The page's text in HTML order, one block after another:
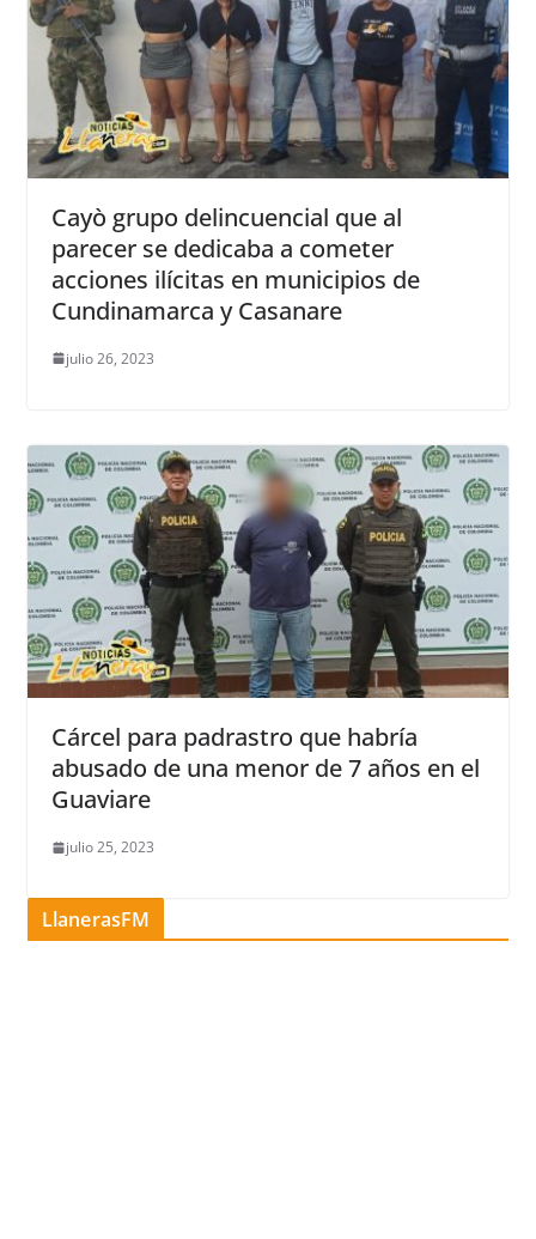
Cayò grupo delincuencial que al
parecer se dedicaba a cometer
acciones ilícitas en municipios de
Cundinamarca y Casanare
julio 26, 2023
Cárcel para padrastro que habría
abusado de una menor de 7 años en el
Guaviare
julio 25, 2023
LlanerasFM